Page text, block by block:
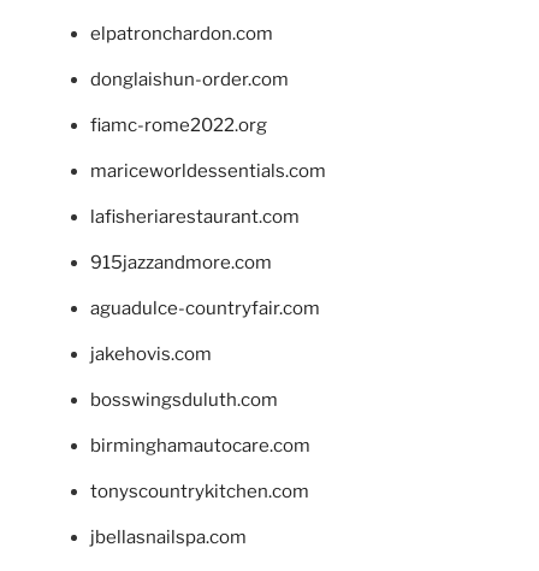
elpatronchardon.com
donglaishun-order.com
fiamc-rome2022.org
mariceworldessentials.com
lafisheriarestaurant.com
915jazzandmore.com
aguadulce-countryfair.com
jakehovis.com
bosswingsduluth.com
birminghamautocare.com
tonyscountrykitchen.com
jbellasnailspa.com